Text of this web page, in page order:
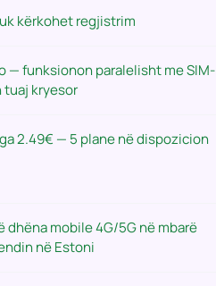
kërkohet regjistrim
— funksionon paralelisht me SIM-
tuaj kryesor
2.49€ — 5 plane në dispozicion
dhëna mobile 4G/5G në mbarë
në Estoni